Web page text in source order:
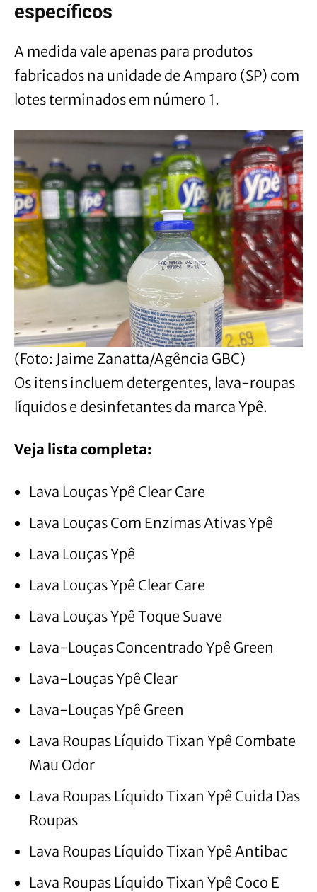
específicos
A medida vale apenas para produtos
fabricados na unidade de Amparo (SP) com
lotes terminados em número 1.
(Foto: Jaime Zanatta/Agência GBC)
Os itens incluem detergentes, lava-roupas
líquidos e desinfetantes da marca Ypê.
Veja lista completa:
Lava Louças Ypê Clear Care
Lava Louças Com Enzimas Ativas Ypê
Lava Louças Ypê
Lava Louças Ypê Clear Care
Lava Louças Ypê Toque Suave
Lava-Louças Concentrado Ypê Green
Lava-Louças Ypê Clear
Lava-Louças Ypê Green
Lava Roupas Líquido Tixan Ypê Combate
Mau Odor
Lava Roupas Líquido Tixan Ypê Cuida Das
Roupas
Lava Roupas Líquido Tixan Ypê Antibac
Lava Roupas Líquido Tixan Ypê Coco E